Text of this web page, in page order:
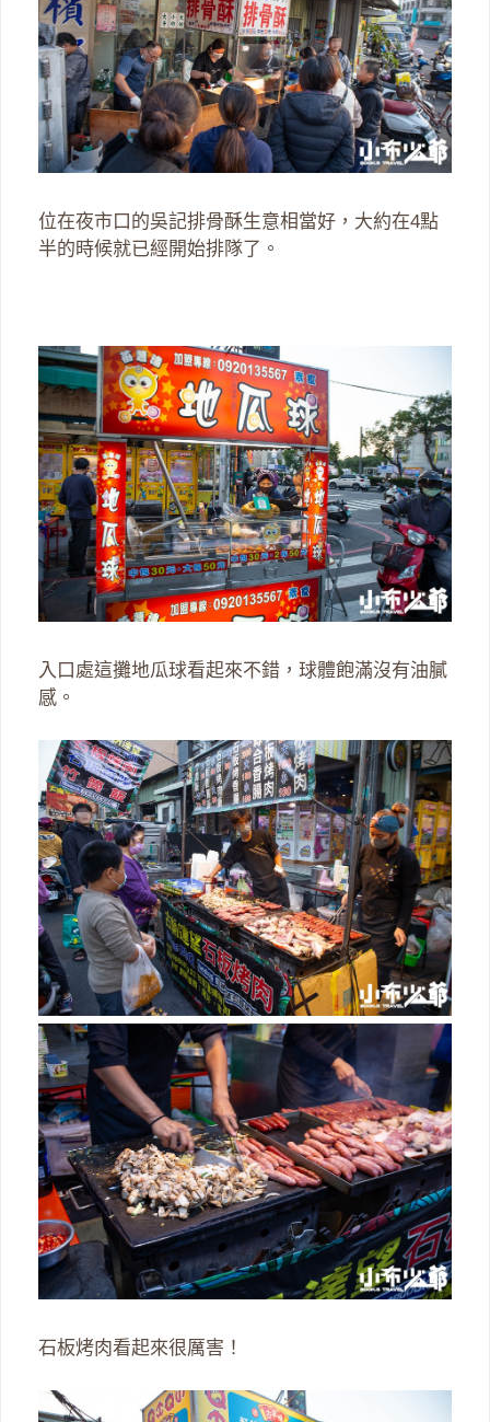
位在夜市口的吳記排骨酥生意相當好，大約在4點
半的時候就已經開始排隊了。
入口處這攤地瓜球看起來不錯，球體飽滿沒有油膩
感。
石板烤肉看起來很厲害！